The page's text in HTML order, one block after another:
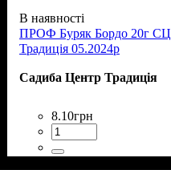
В наявності
ПРОФ Буряк Бордо 20г СЦ
Традиція 05.2024р
Садиба Центр Традиція
8.10грн